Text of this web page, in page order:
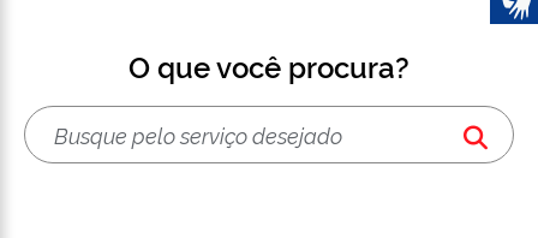
O que você procura?